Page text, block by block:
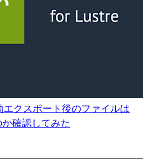
クスポート後のファイルは
確認してみた